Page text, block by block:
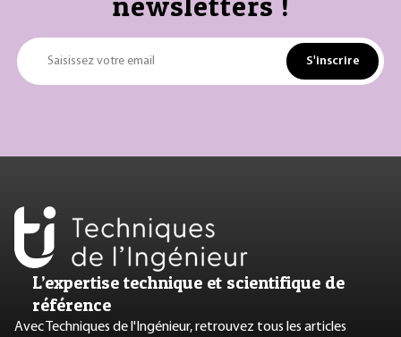
Saisissez votre email S'inscrire
L’expertise technique et scientifique de
référence
Avec Techniques de l'Ingénieur, retrouvez tous les articles